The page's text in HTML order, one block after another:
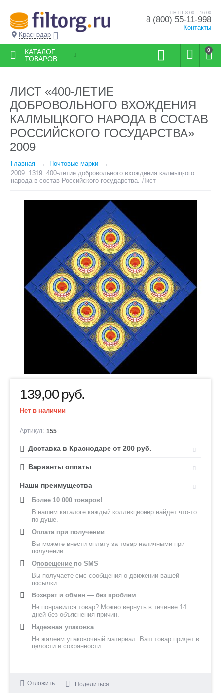
Краснодар
ПН-ПТ 8.00 – 16.00
8 (800) 55-11-998
Контакты
0
КАТАЛОГ
ТОВАРОВ
ЛИСТ «400-ЛЕТИЕ
ДОБРОВОЛЬНОГО ВХОЖДЕНИЯ
КАЛМЫЦКОГО НАРОДА В СОСТАВ
РОССИЙСКОГО ГОСУДАРСТВА»
2009
Главная
Почтовые марки
2009. 1319. 400-летие добровольного вхождения калмыцкого
народа в состав Российского государства. Лист
139,00руб.
Нет в наличии
Артикул: 155
Доставка в Краснодаре от 200 руб.
Варианты оплаты
Наши преимущества
Более 10 000 товаров!
В нашем каталоге каждый коллекционер найдет что-то
по душе.
Оплата при получении
Вы можете внести оплату за товар наличными при
получении.
Оповещение по SMS
Вы получаете смс сообщения о движении вашей
посылки.
Возврат и обмен — без проблем
Не понравился товар? Можно вернуть в течение 14
дней без объяснения причин.
Надежная упаковка
Не жалеем упаковочный материал. Ваш товар придет в
целости и сохранности.
Отложить Поделиться